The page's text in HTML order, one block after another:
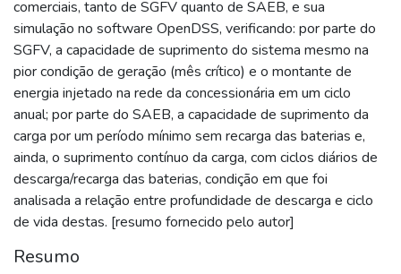
comerciais, tanto de SGFV quanto de SAEB, e sua
simulação no software OpenDSS, verificando: por parte do
SGFV, a capacidade de suprimento do sistema mesmo na
pior condição de geração (mês crítico) e o montante de
energia injetado na rede da concessionária em um ciclo
anual; por parte do SAEB, a capacidade de suprimento da
carga por um período mínimo sem recarga das baterias e,
ainda, o suprimento contínuo da carga, com ciclos diários de
descarga/recarga das baterias, condição em que foi
analisada a relação entre profundidade de descarga e ciclo
de vida destas. [resumo fornecido pelo autor]
Resumo